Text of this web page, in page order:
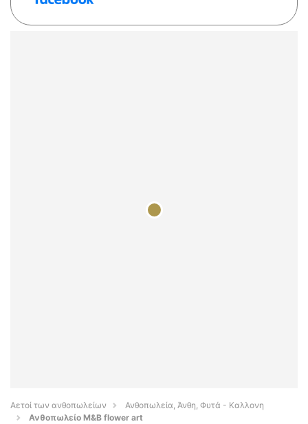
Αετοί των ανθοπωλείων
Ανθοπωλεία, Άνθη, Φυτά - Καλλονη
Ανθοπωλείο Μ&Β flower art